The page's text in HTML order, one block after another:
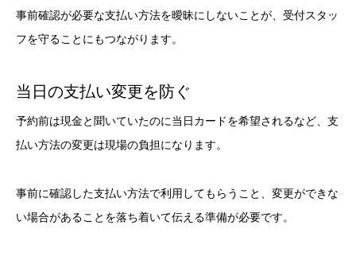
事前確認が必要な支払い方法を曖昧にしないことが、受付スタッ
フを守ることにもつながります。
当日の支払い変更を防ぐ
予約前は現金と聞いていたのに当日カードを希望されるなど、支
払い方法の変更は現場の負担になります。
事前に確認した支払い方法で利用してもらうこと、変更ができな
い場合があることを落ち着いて伝える準備が必要です。